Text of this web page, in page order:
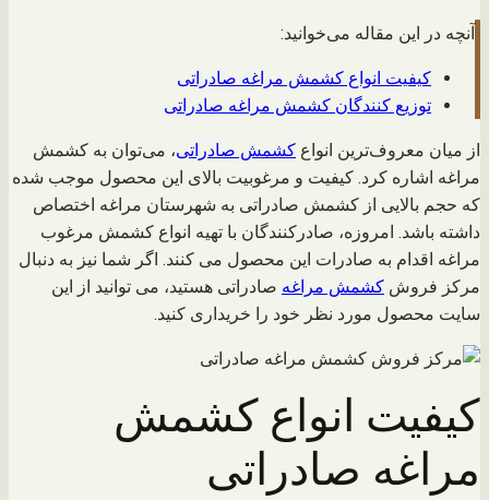
آنچه در این مقاله می‌خوانید:
کیفیت انواع کشمش مراغه صادراتی
توزیع کنندگان کشمش مراغه صادراتی
از میان معروف‌ترین انواع کشمش صادراتی، می‌توان به کشمش
مراغه اشاره کرد. کیفیت و مرغوبیت بالای این محصول موجب شده
که حجم بالایی از کشمش صادراتی به شهرستان مراغه اختصاص
داشته باشد. امروزه، صادرکنندگان با تهیه انواع کشمش مرغوب
مراغه اقدام به صادرات این محصول می کنند. اگر شما نیز به دنبال
مرکز فروش کشمش مراغه صادراتی هستید، می توانید از این
سایت محصول مورد نظر خود را خریداری کنید.
کیفیت انواع کشمش
مراغه صادراتی